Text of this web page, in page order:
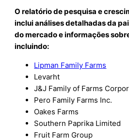
O relatório de pesquisa e
inclui análises detalhadas da
do mercado e informações
incluindo:
Lipman Family Farms
Levarht
J&J Family of Farms
Pero Family Farms Inc.
Oakes Farms
Southern Paprika Limited
Fruit Farm Group